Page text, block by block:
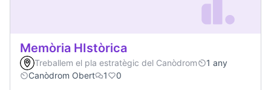
Memòria HIstòrica
Treballem el pla estratègic del Canòdrom
1 any
Canòdrom Obert
1 0